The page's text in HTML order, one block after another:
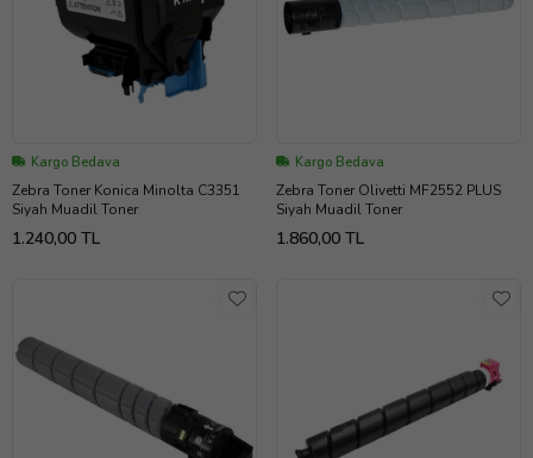
Kargo Bedava
Zebra Toner Konica Minolta C3351
Siyah Muadil Toner
1.240,00 TL
Kargo Bedava
Zebra Toner Olivetti MF2552 PLUS
Siyah Muadil Toner
1.860,00 TL